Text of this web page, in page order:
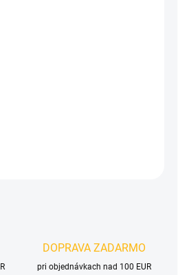
DOPRAVA ZADARMO
pri objednávkach nad 100 EUR